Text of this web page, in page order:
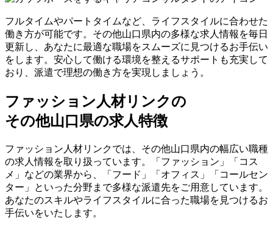
フルタイムやパートタイムなど、ライフスタイルに合わせた
働き方が可能です。その他山口県内の多様な求人情報を毎日
更新し、あなたに最適な職場をスムーズに見つけるお手伝い
をします。安心して働ける環境を整えるサポートも充実して
おり、派遣で理想の働き方を実現しましょう。
ファッション人材リンクの
その他山口県の求人特徴
ファッション人材リンクでは、その他山口県内の幅広い職種
の求人情報を取り扱っています。「ファッション」「コス
メ」などの業界から、「フード」「オフィス」「コールセン
ター」といった分野まで多様な派遣先をご用意しています。
あなたのスキルやライフスタイルに合った職場を見つけるお
手伝いをいたします。